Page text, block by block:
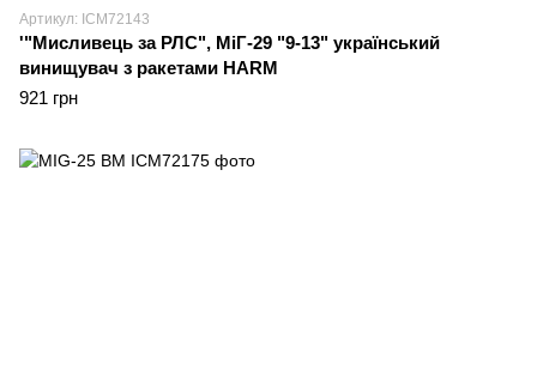
Артикул: ICM72143
'"Мисливець за РЛС", МіГ-29 "9-13" український
винищувач з ракетами HARM
921 грн